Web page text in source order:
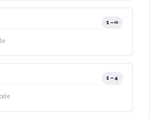
1–∞
1–4